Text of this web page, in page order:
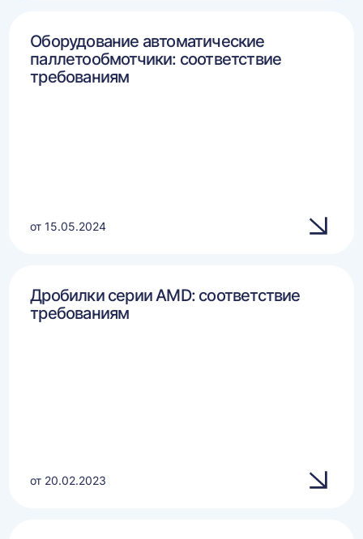
Оборудование автоматические
паллетообмотчики: соответствие
требованиям
от 15.05.2024
Дробилки серии AMD: соответствие
требованиям
от 20.02.2023